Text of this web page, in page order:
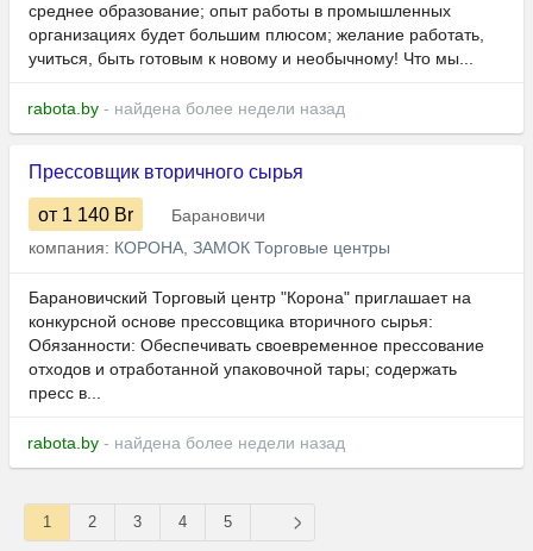
среднее образование; опыт работы в промышленных
организациях будет большим плюсом; желание работать,
учиться, быть готовым к новому и необычному! Что мы...
rabota.by - найдена более недели назад
Прессовщик вторичного сырья
от 1 140 Br
Барановичи
компания: КОРОНА, ЗАМОК Торговые центры
Барановичский Торговый центр "Корона" приглашает на
конкурсной основе прессовщика вторичного сырья:
Обязанности: Обеспечивать своевременное прессование
отходов и отработанной упаковочной тары; содержать
пресс в...
rabota.by - найдена более недели назад
1 2 3 4 5